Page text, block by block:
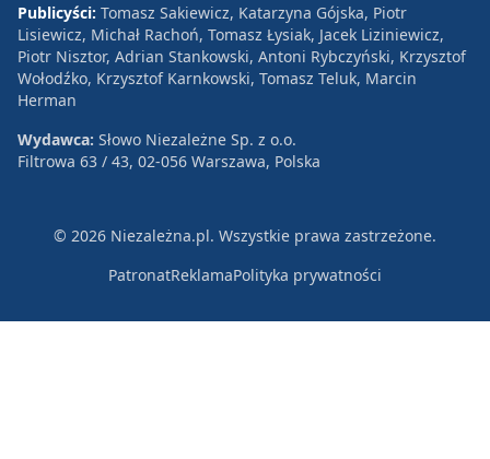
Publicyści: Tomasz Sakiewicz, Katarzyna Gójska, Piotr
Lisiewicz, Michał Rachoń, Tomasz Łysiak, Jacek Liziniewicz,
Piotr Nisztor, Adrian Stankowski, Antoni Rybczyński, Krzysztof
Wołodźko, Krzysztof Karnkowski, Tomasz Teluk, Marcin
Herman
Wydawca: Słowo Niezależne Sp. z o.o.
Filtrowa 63 / 43, 02-056 Warszawa, Polska
© 2026 Niezależna.pl. Wszystkie prawa zastrzeżone.
PatronatReklamaPolityka prywatności